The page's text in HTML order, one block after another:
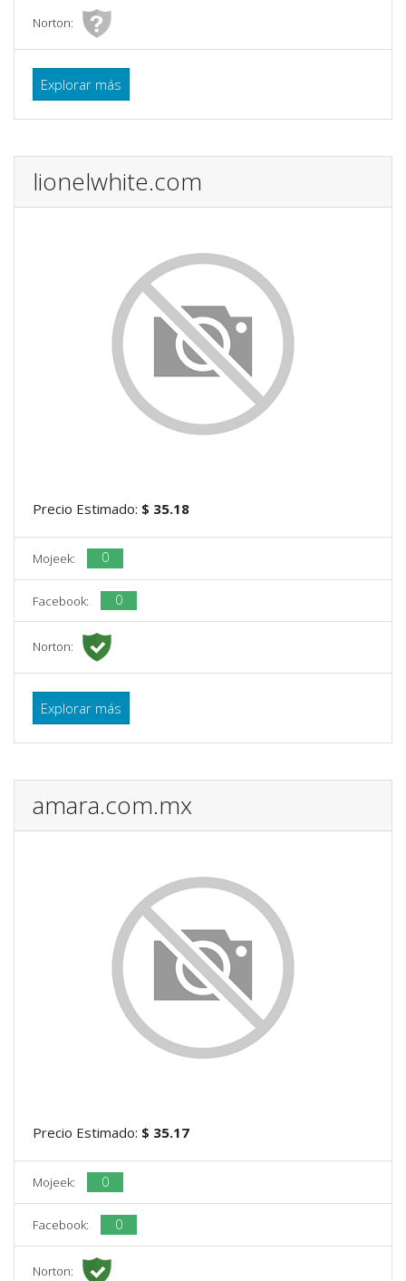
Norton:
Explorar más
lionelwhite.com
Precio Estimado: $ 35.18
Mojeek: 0
Facebook: 0
Norton:
Explorar más
amara.com.mx
Precio Estimado: $ 35.17
Mojeek: 0
Facebook: 0
Norton: